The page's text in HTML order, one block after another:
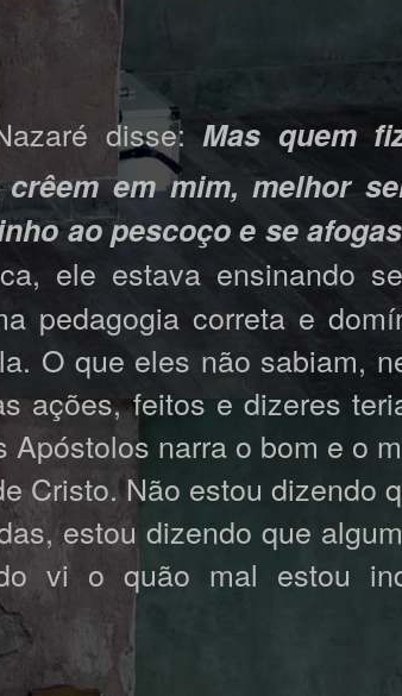
disse: Mas quem
em mim, melhor
ao pescoço e se
ele estava ensinando
pedagogia correta e
O que eles não sabiam,
ações, feitos e dizeres
narra o bom e o
Cristo. Não estou dizendo
estou dizendo que
vi o quão mal estou